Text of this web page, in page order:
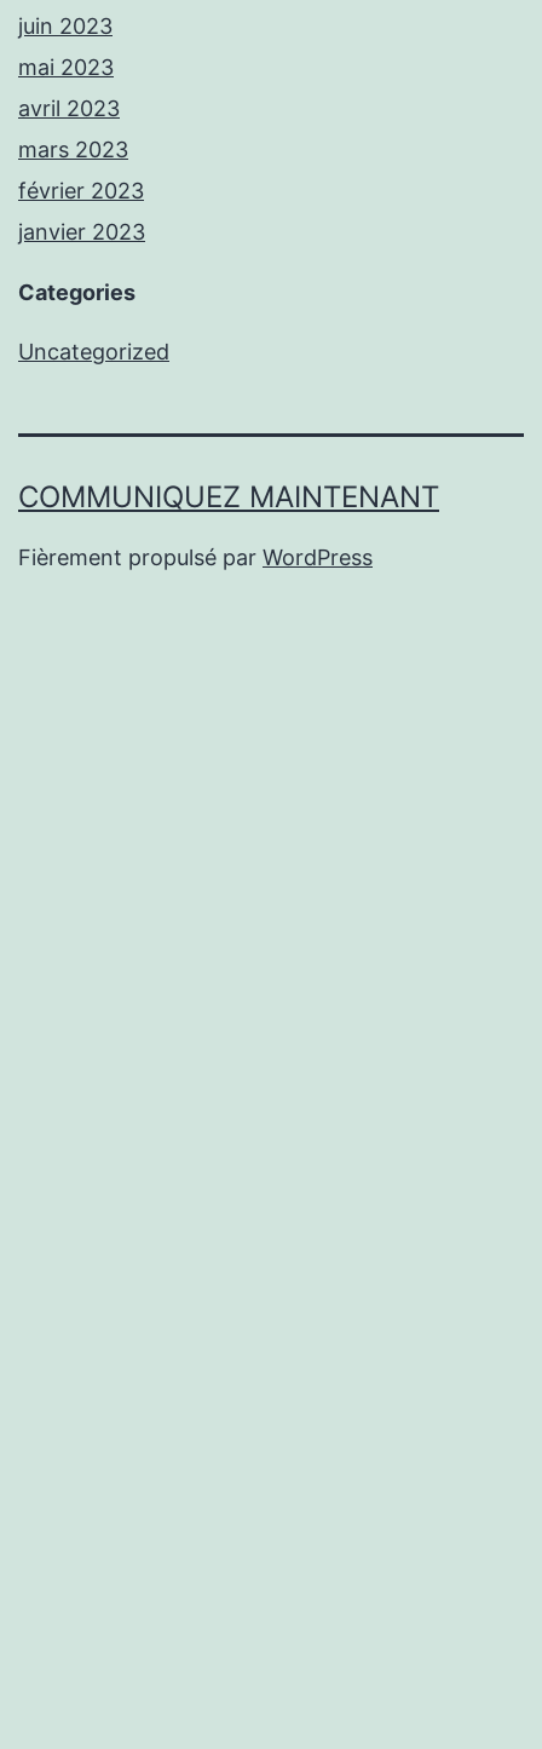
juin 2023
mai 2023
avril 2023
mars 2023
février 2023
janvier 2023
Categories
Uncategorized
COMMUNIQUEZ MAINTENANT
Fièrement propulsé par WordPress